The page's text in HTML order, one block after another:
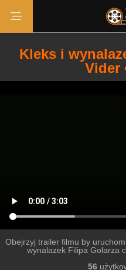
Kleks i
Vider
Obejrzyj trailer filmu by
wynalazek Filipa Golarza
56